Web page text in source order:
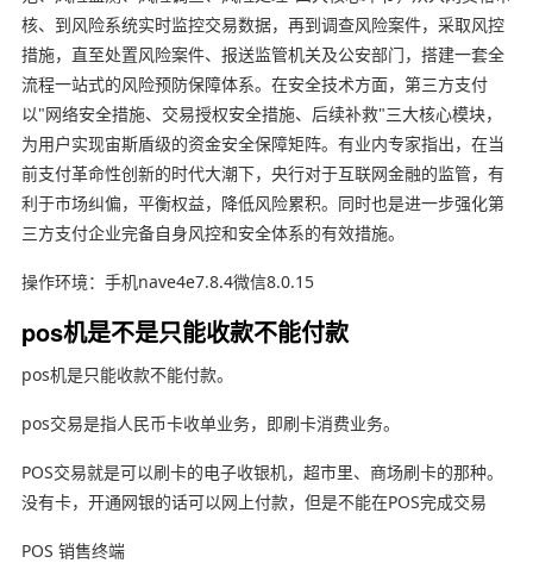
核、到风险系统实时监控交易数据，再到调查风险案件，采取风控
措施，直至处置风险案件、报送监管机关及公安部门，搭建一套全
流程一站式的风险预防保障体系。在安全技术方面，第三方支付
以"网络安全措施、交易授权安全措施、后续补救"三大核心模块，
为用户实现宙斯盾级的资金安全保障矩阵。有业内专家指出，在当
前支付革命性创新的时代大潮下，央行对于互联网金融的监管，有
利于市场纠偏，平衡权益，降低风险累积。同时也是进一步强化第
三方支付企业完备自身风控和安全体系的有效措施。
操作环境：手机nave4e7.8.4微信8.0.15
pos机是不是只能收款不能付款
pos机是只能收款不能付款。
pos交易是指人民币卡收单业务，即刷卡消费业务。
POS交易就是可以刷卡的电子收银机，超市里、商场刷卡的那种。
没有卡，开通网银的话可以网上付款，但是不能在POS完成交易
POS 销售终端